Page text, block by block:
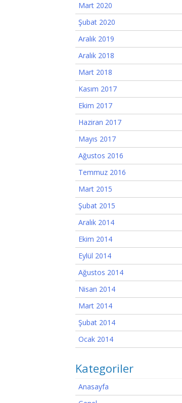
Mart 2020
Şubat 2020
Aralık 2019
Aralık 2018
Mart 2018
Kasım 2017
Ekim 2017
Haziran 2017
Mayıs 2017
Ağustos 2016
Temmuz 2016
Mart 2015
Şubat 2015
Aralık 2014
Ekim 2014
Eylül 2014
Ağustos 2014
Nisan 2014
Mart 2014
Şubat 2014
Ocak 2014
Kategoriler
Anasayfa